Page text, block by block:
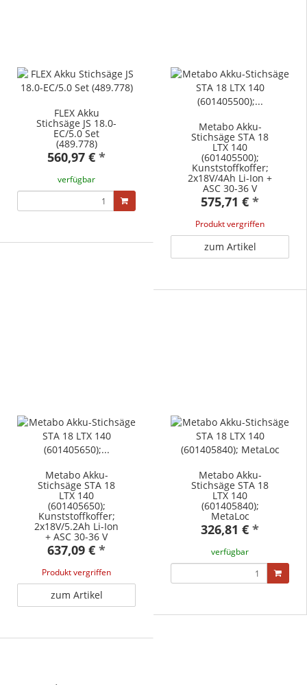
FLEX Akku
Stichsäge JS 18.0-
EC/5.0 Set
(489.778)
560,97 € *
verfügbar
Metabo Akku-
Stichsäge STA 18
LTX 140
(601405500);
Kunststoffkoffer;
2x18V/4Ah Li-Ion +
ASC 30-36 V
575,71 € *
Produkt vergriffen
zum Artikel
Metabo Akku-
Stichsäge STA 18
LTX 140
(601405650);
Kunststoffkoffer;
2x18V/5.2Ah Li-Ion
+ ASC 30-36 V
637,09 € *
Produkt vergriffen
zum Artikel
Metabo Akku-
Stichsäge STA 18
LTX 140
(601405840);
MetaLoc
326,81 € *
verfügbar